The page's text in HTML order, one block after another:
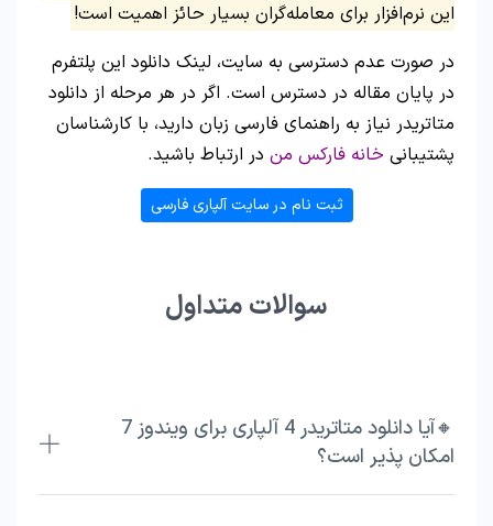
این نرم‌افزار برای معامله‌گران بسیار حائز اهمیت است!
در صورت عدم دسترسی به سایت، لینک دانلود این پلتفرم
در پایان مقاله در دسترس است. اگر در هر مرحله از دانلود
متاتریدر نیاز به راهنمای فارسی زبان دارید، با کارشناسان
پشتیبانی خانه فارکس من در ارتباط باشید.
ثبت نام در سایت آلپاری فارسی
سوالات متداول
🔸آیا دانلود متاتریدر 4 آلپاری برای ویندوز 7
امکان پذیر است؟